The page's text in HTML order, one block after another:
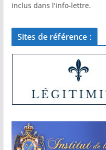
inclus dans l'info-lettre.
Sites de référence :